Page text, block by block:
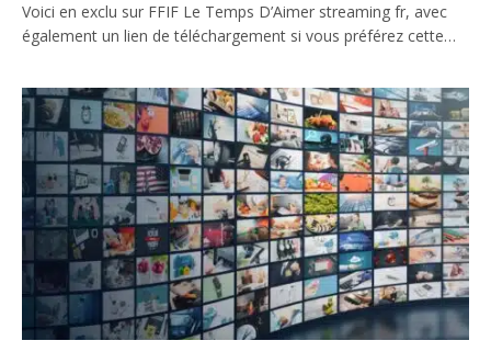
Voici en exclu sur FFIF Le Temps D’Aimer streaming fr, avec
également un lien de téléchargement si vous préférez cette…